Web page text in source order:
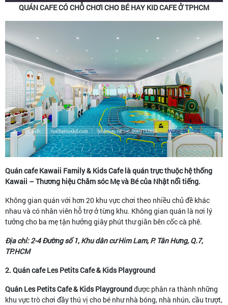
QUÁN CAFE CÓ CHỖ CHƠI CHO BÉ HAY KID CAFE Ở TPHCM
Quán cafe Kawaii Family & Kids Cafe là quán trực thuộc hệ thống
Kawaii – Thương hiệu Chăm sóc Mẹ và Bé của Nhật nổi tiếng.
Không gian quán với hơn 20 khu vực chơi theo nhiều chủ đề khác
nhau và có nhân viên hỗ trợ ở từng khu. Không gian quán là nơi lý
tưởng cho ba mẹ tận hưởng giây phút thư giãn bên cốc cà phê.
Địa chỉ: 2-4 Đường số 1, Khu dân cư Him Lam, P. Tân Hưng, Q.7,
TP.HCM
2. Quán cafe Les Petits Cafe & Kids Playground
Quán Les Petits Cafe & Kids Playgroundđược phân ra thành những
khu vực trò chơi đầy thú vị cho bé như nhà bóng, nhà nhún, cầu trượt,